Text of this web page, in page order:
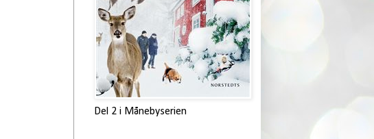
Del 2 i Månebyserien